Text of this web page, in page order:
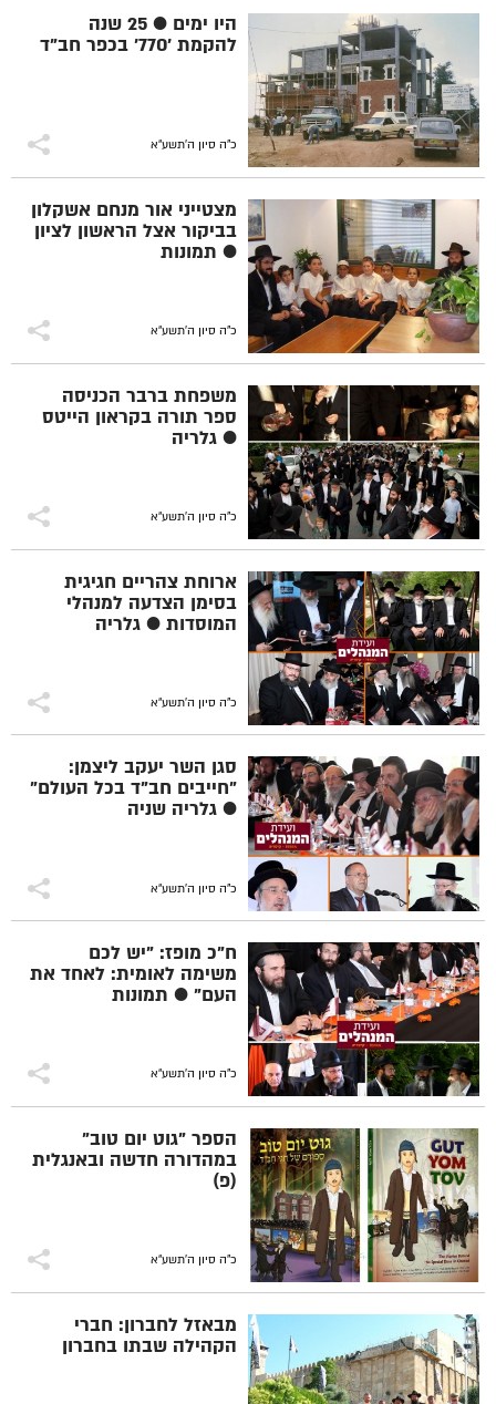
היו ימים ● 25 שנה
להקמת '770' בכפר חב"ד
כ"ה סיון ה׳תשע״א
מצטייני אור מנחם אשקלון
בביקור אצל הראשון לציון
● תמונות
כ"ה סיון ה׳תשע״א
משפחת ברבר הכניסה
ספר תורה בקראון הייטס
● גלריה
כ"ה סיון ה׳תשע״א
ארוחת צהריים חגיגית
בסימן הצדעה למנהלי
המוסדות ● גלריה
כ"ה סיון ה׳תשע״א
סגן השר יעקב ליצמן:
"חייבים חב"ד בכל העולם"
● גלריה שניה
כ"ה סיון ה׳תשע״א
ח"כ מופז: "יש לכם
משימה לאומית: לאחד את
העם" ● תמונות
כ"ה סיון ה׳תשע״א
הספר "גוט יום טוב"
במהדורה חדשה ובאנגלית
(פ)
כ"ה סיון ה׳תשע״א
מבאזל לחברון: חברי
הקהילה שבתו בחברון